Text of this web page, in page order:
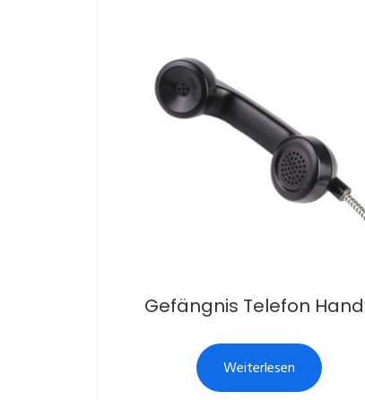
Gefängnis Telefon
Weiterlesen